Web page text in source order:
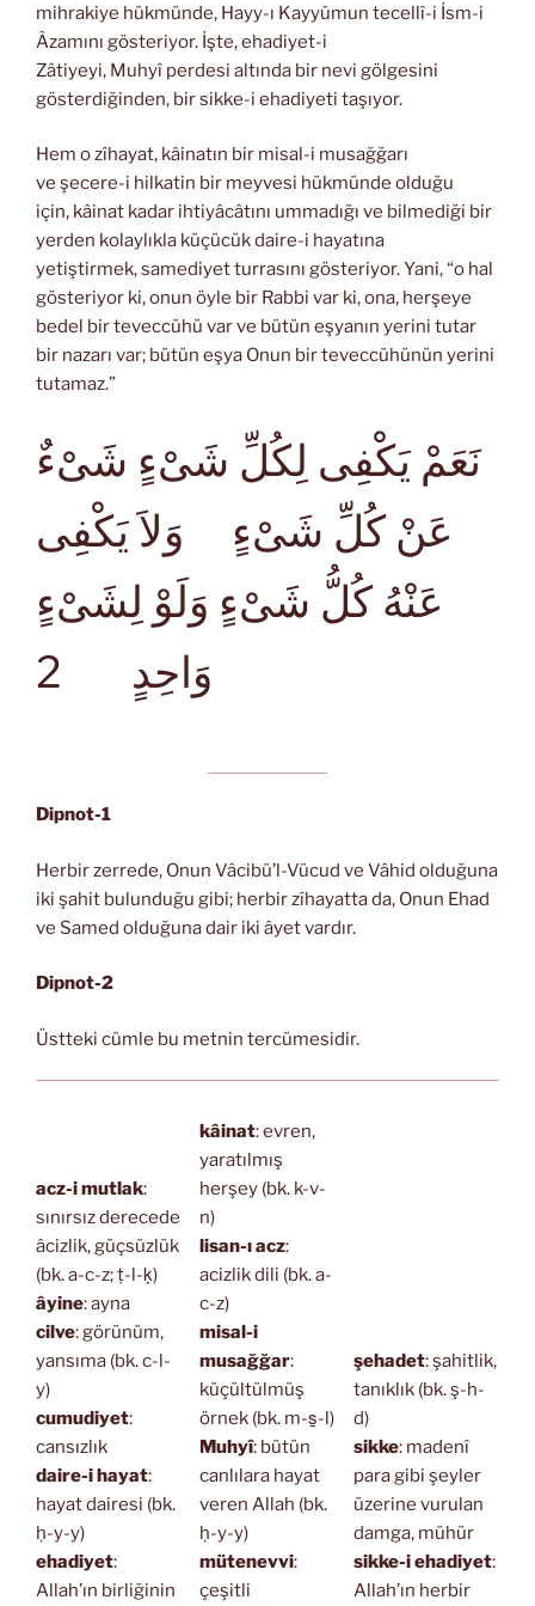
mihrakiye hükmünde, Hayy-ı Kayyûmun tecellî-i İsm-i
Âzamını gösteriyor. İşte, ehadiyet-i
Zâtiyeyi, Muhyî perdesi altında bir nevi gölgesini
gösterdiğinden, bir sikke-i ehadiyeti taşıyor.
Hem o zîhayat, kâinatın bir misal-i musağğarı
ve şecere-i hilkatin bir meyvesi hükmünde olduğu
için, kâinat kadar ihtiyâcâtını ummadığı ve bilmediği bir
yerden kolaylıkla küçücük daire-i hayatına
yetiştirmek, samediyet turrasını gösteriyor. Yani, “o hal
gösteriyor ki, onun öyle bir Rabbi var ki, ona, herşeye
bedel bir teveccühü var ve bütün eşyanın yerini tutar
bir nazarı var; bütün eşya Onun bir teveccühünün yerini
tutamaz.”
نَعَمْ يَكْفِى لِكُلِّ شَىْءٍ شَىْءٌ
عَنْ كُلِّ شَىْءٍ وَلاَ يَكْفِى
عَنْهُ كُلُّ شَىْءٍ وَلَوْ لِشَىْءٍ
وَاحِدٍ
2
Dipnot-1
Herbir zerrede, Onun Vâcibü’l-Vücud ve Vâhid olduğuna
iki şahit bulunduğu gibi; herbir zîhayatta da, Onun Ehad
ve Samed olduğuna dair iki âyet vardır.
Dipnot-2
Üstteki cümle bu metnin tercümesidir.
acz-i mutlak:
sınırsız derecede
âcizlik, güçsüzlük
(bk. a-c-z; ṭ-l-ḳ)
âyine: ayna
cilve: görünüm,
yansıma (bk. c-l-
y)
cumudiyet:
cansızlık
daire-i hayat:
hayat dairesi (bk.
ḥ-y-y)
ehadiyet:
Allah’ın birliğinin
kâinat: evren,
yaratılmış
herşey (bk. k-v-
n)
lisan-ı acz:
acizlik dili (bk. a-
c-z)
misal-i
musağğar:
küçültülmüş
örnek (bk. m-s̱-l)
Muhyî: bütün
canlılara hayat
veren Allah (bk.
ḥ-y-y)
mütenevvi:
çeşitli
şehadet: şahitlik,
tanıklık (bk. ş-h-
d)
sikke: madenî
para gibi şeyler
üzerine vurulan
damga, mühür
sikke-i ehadiyet:
Allah’ın herbir